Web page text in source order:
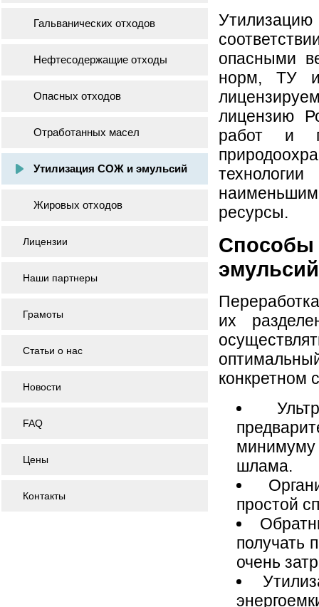
опасными
норм, ТУ и
лицензию
работ и
ресурсы.
эмульсий
их
конкретном
шлама.
простой
получать
очень
Гальванических отходов
Нефтесодержащие отходы
Опасных отходов
Отработанных масел
Утилизация СОЖ и эмульсий
Жировых отходов
Лицензии
Наши партнеры
Грамоты
Статьи о нас
Новости
FAQ
Цены
Контакты